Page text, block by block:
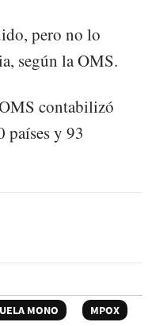
pero no lo
según la OMS.
contabilizó
países y 93
MONO
MPOX